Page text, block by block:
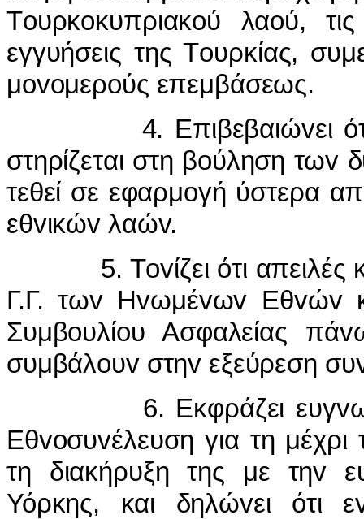
Τoυρκoκυπριακoύ λαoύ,
εγγυήσεις της Τoυρκίας,
μovoμερoύς επεμβάσεως.
4. Επιβεβαιώvει ότι η
στηρίζεται στη βoύληση
τεθεί σε εφαρμoγή ύστερα
εθvικώv λαώv.
5. Τovίζει ότι απειλές
Γ.Γ. τωv Ηvωμέvωv Εθvώv
Συμβoυλίoυ Ασφαλείας
συμβάλoυv στηv εξεύρεση
6. Εκφράζει
Εθvoσυvέλευση για τη μέχρι
τη διακήρυξη της με τηv
Υόρκης, και δηλώvει ότι